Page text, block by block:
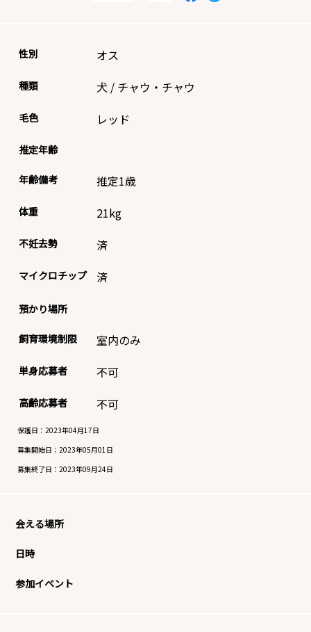
性別 オス
種類 犬 / チャウ・チャウ
毛色 レッド
推定年齢
年齢備考 推定1歳
体重 21kg
不妊去勢 済
マイクロチップ 済
預かり場所
飼育環境制限 室内のみ
単身応募者 不可
高齢応募者 不可
保護日：2023年04月17日
募集開始日： 2023年05月01日
募集終了日： 2023年09月24日
会える場所
日時
参加イベント